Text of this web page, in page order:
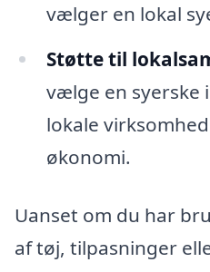
vælger en lokal
Støtte til
vælge en syerske
lokale
økonomi.
Uanset om du har
af tøj, tilpasninger